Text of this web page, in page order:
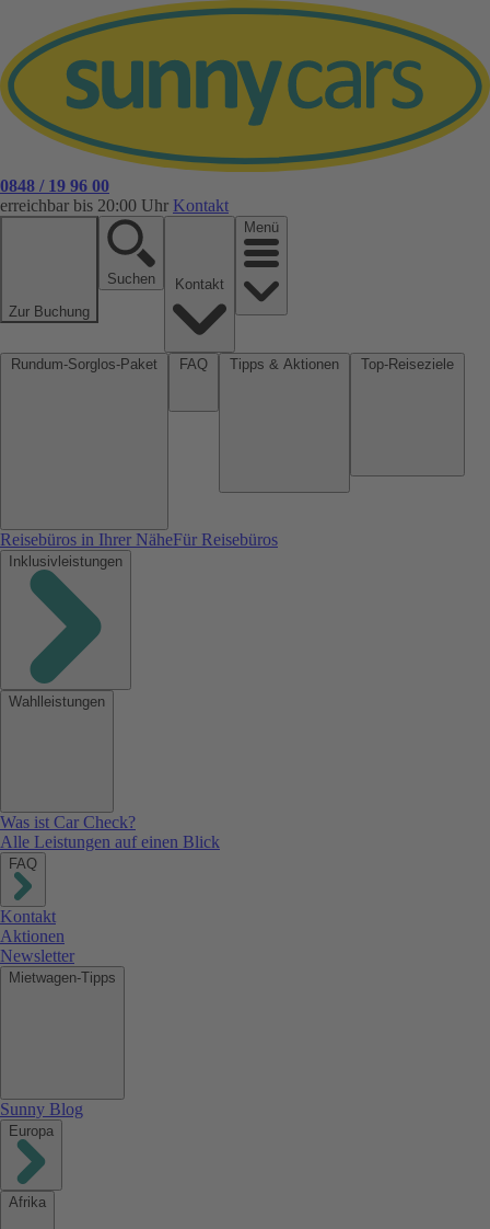
0848 / 19 96 00
erreichbar bis 20:00 Uhr Kontakt
Zur Buchung
Suchen
Menü
Reisebüros in Ihrer NäheFür Reisebüros
Inklusivleistungen
Wahlleistungen
Was ist Car Check?
Alle Leistungen auf einen Blick
FAQ
Kontakt
Aktionen
Newsletter
Mietwagen-Tipps
Sunny Blog
Europa
Afrika